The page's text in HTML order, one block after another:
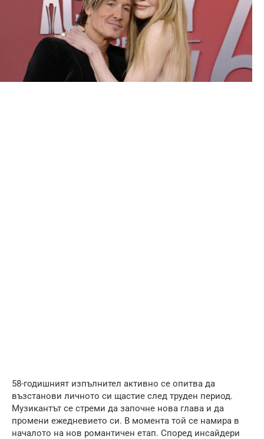
58-годишният изпълнител активно се опитва да
възстанови личното си щастие след труден период.
Музикантът се стреми да започне нова глава и да
промени ежедневието си. В момента той се намира в
началото на нов романтичен етап. Според инсайдери